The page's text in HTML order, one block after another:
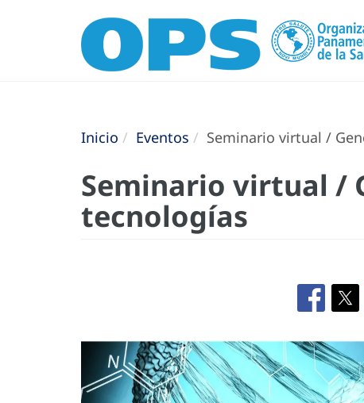
Inicio Eventos Seminario virtual /
Seminario virtual /
tecnologías